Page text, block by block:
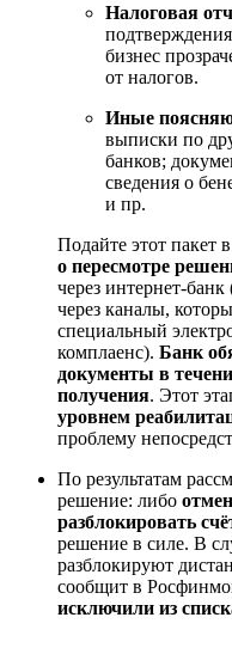
Налоговая
бизнес
от налогов.
Иные
выписки по
банков;
сведения о
и пр.
Подайте этот пакет
о пересмотре
через интернет-
через каналы,
специальный
комплаенс). Банк
документы в
получения. Этот
уровнем
проблему
По результатам
решение: либо
разблокировать
решение в силе. В
разблокируют
сообщит в
исключили из